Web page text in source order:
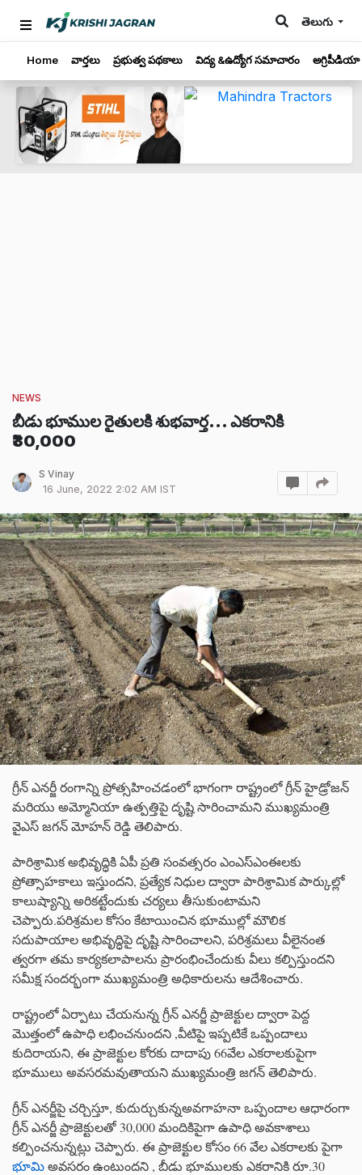
తెలుగు
Home వార్తలు ప్రభుత్వ పథకాలు విద్య &ఉద్యోగ సమాచారం అగ్రిపీడియా
NEWS
బీడు భూముల రైతులకి శుభవార్త... ఎకరానికి
₹30,000
S Vinay
16 June, 2022 2:02 AM IST
గ్రీన్ ఎనర్జీ రంగాన్ని ప్రోత్సహించడంలో భాగంగా రాష్ట్రంలో గ్రీన్ హైడ్రోజన్
మరియు అమ్మోనియా ఉత్పత్తిపై దృష్టి సారించామని ముఖ్యమంత్రి
వైఎస్ జగన్ మోహన్ రెడ్డి తెలిపారు.
పారిశ్రామిక అభివృద్ధికి ఏపీ ప్రతి సంవత్సరం ఎంఎస్‌ఎంఈలకు
ప్రోత్సాహకాలు ఇస్తుందని, ప్రత్యేక నిధుల ద్వారా పారిశ్రామిక పార్కుల్లో
కాలుష్యాన్ని అరికట్టేందుకు చర్యలు తీసుకుంటామని
చెప్పారు.పరిశ్రమల కోసం కేటాయించిన భూముల్లో మౌలిక
సదుపాయాల అభివృద్ధిపై దృష్టి సారించాలని, పరిశ్రమలు వీలైనంత
త్వరగా తమ కార్యకలాపాలను ప్రారంభించేందుకు వీలు కల్పిస్తుందని
సమీక్ష సందర్భంగా ముఖ్యమంత్రి అధికారులను ఆదేశించారు.
రాష్ట్రంలో ఏర్పాటు చేయనున్న గ్రీన్‌ ఎనర్జీ ప్రాజెక్టుల ద్వారా పెద్ద
మొత్తంలో ఉపాధి లభించనుందని ,వీటిపై ఇప్పటికే ఒప్పందాలు
కుదిరాయని, ఈ ప్రాజెక్టుల కోరకు దాదాపు 66వేల ఎకరాలకుపైగా
భూములు అవసరమవుతాయని ముఖ్యమంత్రి జగన్‌ తెలిపారు.
గ్రీన్ ఎనర్జీపై చర్చిస్తూ, కుదుర్చుకున్నఅవగాహనా ఒప్పందాల ఆధారంగా
గ్రీన్ ఎనర్జీ ప్రాజెక్టులతో 30,000 మందికిపైగా ఉపాధి అవకాశాలు
కల్పించనున్నట్లు చెప్పారు. ఈ ప్రాజెక్టుల కోసం 66 వేల ఎకరాలకు పైగా
భూమిఅవసరం ఉంటుందని , బీడు భూములకు ఎకరానికి రూ.30